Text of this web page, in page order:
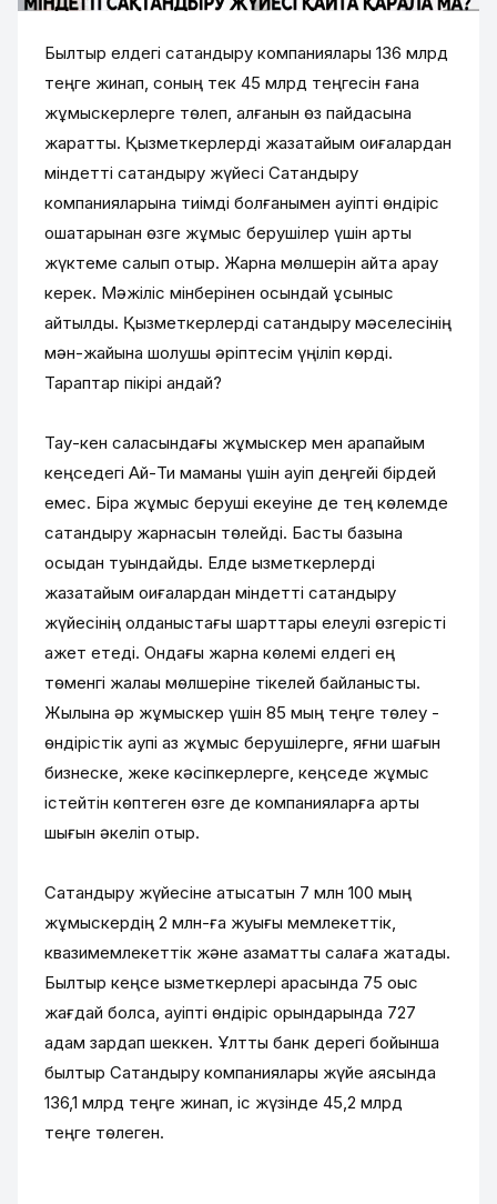
Былтыр елдегі сақтандыру компаниялары 136 млрд
теңге жинап, соның тек 45 млрд теңгесін ғана
жұмыскерлерге төлеп, қалғанын өз пайдасына
жаратты. Қызметкерлерді жазатайым оқиғалардан
міндетті сақтандыру жүйесі Сақтандыру
компанияларына тиімді болғанымен қауіпті өндіріс
ошақтарынан өзге жұмыс берушілер үшін артық
жүктеме салып отыр. Жарна мөлшерін қайта қарау
керек. Мәжіліс мінберінен осындай ұсыныс
айтылды. Қызметкерлерді сақтандыру мәселесінің
мән-жайына шолушы әріптесім үңіліп көрді.
Тараптар пікірі қандай?
Тау-кен саласындағы жұмыскер мен қарапайым
кеңседегі Ай-Ти маманы үшін қауіп деңгейі бірдей
емес. Бірақ жұмыс беруші екеуіне де тең көлемде
сақтандыру жарнасын төлейді. Басты базына
осыдан туындайды. Елде қызметкерлерді
жазатайым оқиғалардан міндетті сақтандыру
жүйесінің қолданыстағы шарттары елеулі өзгерісті
қажет етеді. Ондағы жарна көлемі елдегі ең
төменгі жалақы мөлшеріне тікелей байланысты.
Жылына әр жұмыскер үшін 85 мың теңге төлеу -
өндірістік қаупі аз жұмыс берушілерге, яғни шағын
бизнеске, жеке кәсіпкерлерге, кеңседе жұмыс
істейтін көптеген өзге де компанияларға артық
шығын әкеліп отыр.
Сақтандыру жүйесіне қатысатын 7 млн 100 мың
жұмыскердің 2 млн-ға жуығы мемлекеттік,
квазимемлекеттік және азаматтық салаға жатады.
Былтыр кеңсе қызметкерлері арасында 75 оқыс
жағдай болса, қауіпті өндіріс орындарында 727
адам зардап шеккен. Ұлттық банк дерегі бойынша
былтыр Сақтандыру компаниялары жүйе аясында
136,1 млрд теңге жинап, іс жүзінде 45,2 млрд
теңге төлеген.